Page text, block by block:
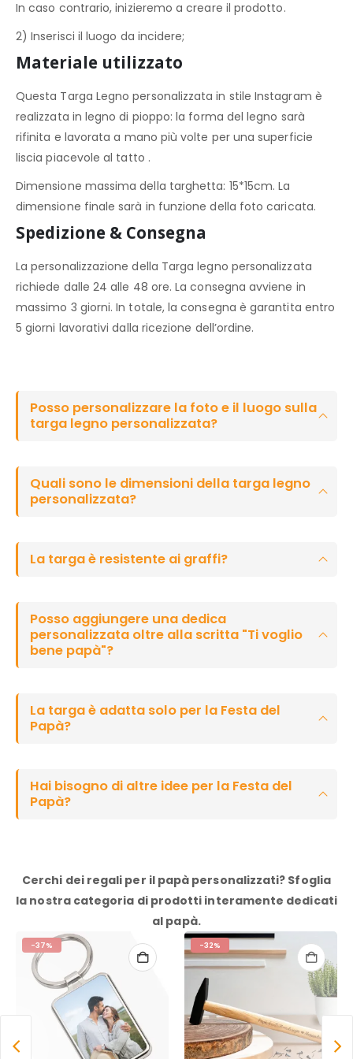
In caso contrario, inizieremo a creare il prodotto.
2) Inserisci il luogo da incidere;
Materiale utilizzato
Questa Targa Legno personalizzata in stile Instagram è
realizzata in legno di pioppo: la forma del legno sarà
rifinita e lavorata a mano più volte per una superficie
liscia piacevole al tatto .
Dimensione massima della targhetta: 15*15cm. La
dimensione finale sarà in funzione della foto caricata.
Spedizione & Consegna
La personalizzazione della Targa legno personalizzata
richiede dalle 24 alle 48 ore. La consegna avviene in
massimo 3 giorni. In totale, la consegna è garantita entro
5 giorni lavorativi dalla ricezione dell’ordine.
Posso personalizzare la foto e il luogo sulla
targa legno personalizzata?
Quali sono le dimensioni della targa legno
personalizzata?
La targa è resistente ai graffi?
Posso aggiungere una dedica
personalizzata oltre alla scritta "Ti voglio
bene papà"?
La targa è adatta solo per la Festa del
Papà?
Hai bisogno di altre idee per la Festa del
Papà?
Cerchi dei regali per il papà personalizzati? Sfoglia
la nostra categoria di prodotti interamente dedicati
al papà.
-37% -32%
SELEZIONA LE OPZIONI SELEZIONA LE OPZIONI